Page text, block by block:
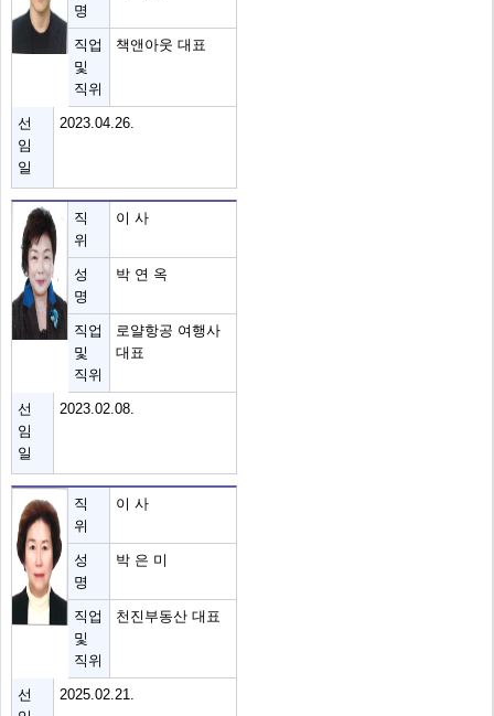
명
직업
및
직위
책앤아웃 대표
선
임
일
2023.04.26.
직
위
이 사
성
명
박 연 옥
직업
및
직위
로얄항공 여행사
대표
선
임
일
2023.02.08.
직
위
이 사
성
명
박 은 미
직업
및
직위
천진부동산 대표
선
2025.02.21.